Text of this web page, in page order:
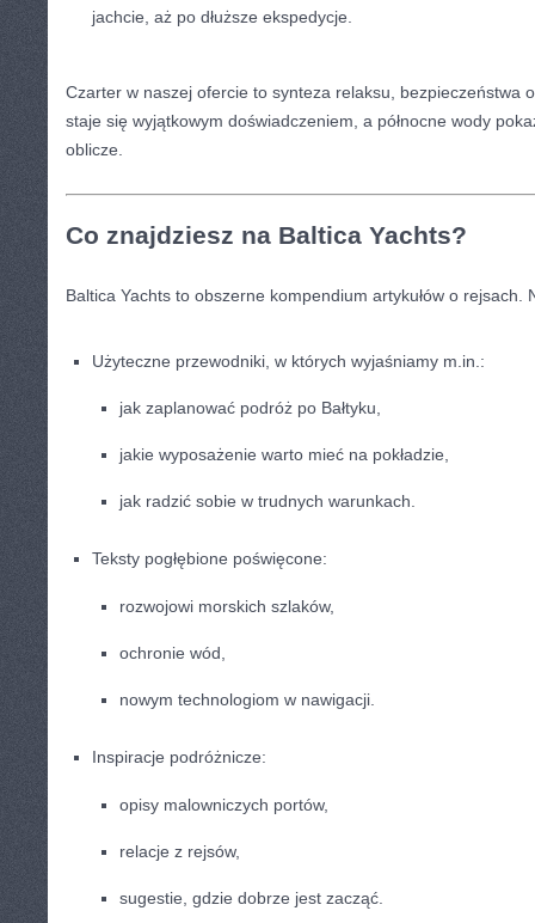
jachcie, aż po dłuższe ekspedycje.
Czarter w naszej ofercie to synteza relaksu, bezpieczeństwa
staje się wyjątkowym doświadczeniem, a północne wody
oblicze.
Co znajdziesz na Baltica Yachts?
Baltica Yachts to obszerne kompendium artykułów o rejsach.
Użyteczne przewodniki, w których wyjaśniamy m.in.:
jak zaplanować podróż po Bałtyku,
jakie wyposażenie warto mieć na pokładzie,
jak radzić sobie w trudnych warunkach.
Teksty pogłębione poświęcone:
rozwojowi morskich szlaków,
ochronie wód,
nowym technologiom w nawigacji.
Inspiracje podróżnicze:
opisy malowniczych portów,
relacje z rejsów,
sugestie, gdzie dobrze jest zacząć.